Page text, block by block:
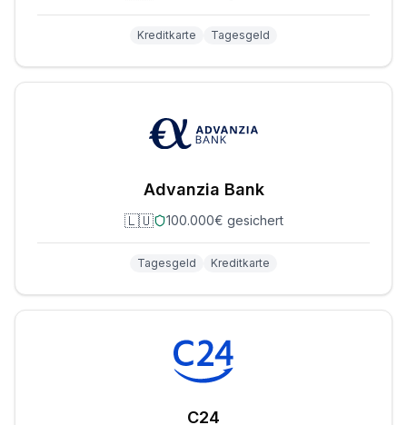
Kreditkarte Tagesgeld
Advanzia Bank
🇱🇺 100.000€ gesichert
Tagesgeld Kreditkarte
C24